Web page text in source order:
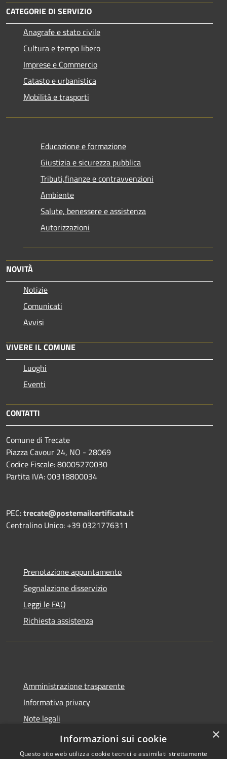
CATEGORIE DI SERVIZIO
Anagrafe e stato civile
Cultura e tempo libero
Imprese e Commercio
Catasto e urbanistica
Mobilità e trasporti
Educazione e formazione
Giustizia e sicurezza pubblica
Tributi,finanze e contravvenzioni
Ambiente
Salute, benessere e assistenza
Autorizzazioni
NOVITÀ
Notizie
Comunicati
Avvisi
VIVERE IL COMUNE
Luoghi
Eventi
CONTATTI
Comune di Trecate
Piazza Cavour 24, NO - 28069
Codice Fiscale: 80005270030
Partita IVA: 00318800034
PEC:trecate@postemailcertificata.it
Centralino Unico: +39 0321776311
Prenotazione appuntamento
Segnalazione disservizio
Leggi le FAQ
Richiesta assistenza
Amministrazione trasparente
Informativa privacy
Note legali
Dichiarazione di accessibilità
×
Informazioni sui cookie
Questo sito web utilizza cookie tecnici e assimilati strettamente